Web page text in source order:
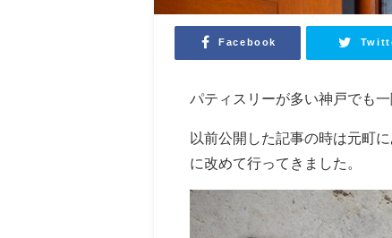
Facebook
パティスリーが多い神戸でも
以前公開した記事の時は元町
に改めて行ってきました。